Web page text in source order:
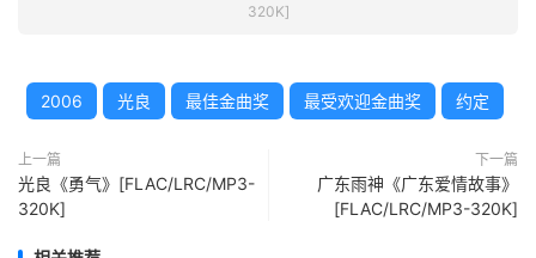
320K]
2006 光良 最佳金曲奖 最受欢迎金曲奖 约定
上一篇
光良《勇气》[FLAC/LRC/MP3-
320K]
下一篇
广东雨神《广东爱情故事》
[FLAC/LRC/MP3-320K]